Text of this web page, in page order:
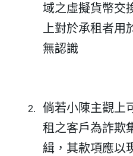
域之虛擬貨幣交
上對於承租者用
無認識
倘若小陳主觀上
租之客戶為詐欺
緝，其款項應以